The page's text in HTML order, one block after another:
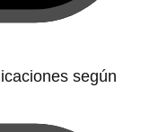
según